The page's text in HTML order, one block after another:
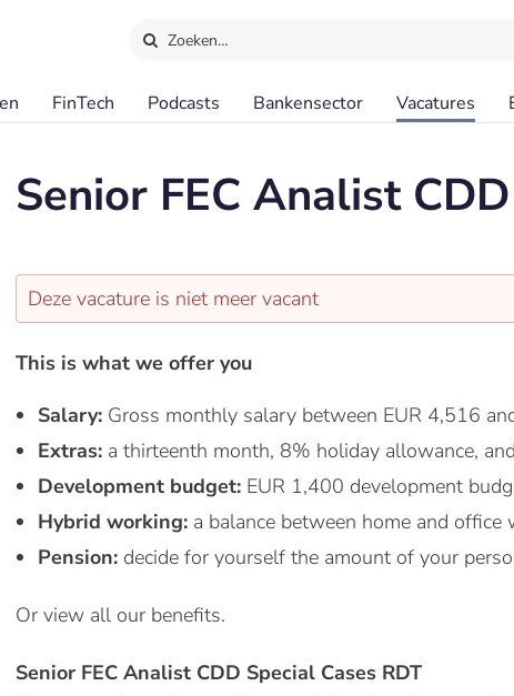
Zoeken…
FinTech Podcasts Bankensector Vacatures
Senior FEC Analist
Deze vacature is niet meer vacant
This is what we offer you
Salary: Gross monthly salary between EUR 4,516
Extras: a thirteenth month, 8% holiday allowance,
Development budget: EUR 1,400 development
Hybrid working: a balance between home and
Pension: decide for yourself the amount of your
Or view all our benefits.
Senior FEC Analist CDD Special Cases RDT